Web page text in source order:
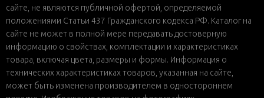
сайте, не являются публичной офертой, определяемой
положениями Статьи 437 Гражданского кодекса РФ. Каталог на
сайте не может в полной мере передавать достоверную
информацию о свойствах, комплектации и характеристиках
товара, включая цвета, размеры и формы. Информация о
технических характеристиках товаров, указанная на сайте,
может быть изменена производителем в одностороннем